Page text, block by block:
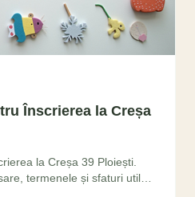
Înscrierea la Creșa
la Creșa 39 Ploiești.
termenele și sfaturi utile